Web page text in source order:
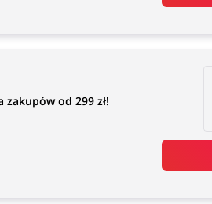
zakupów od 299 zł!